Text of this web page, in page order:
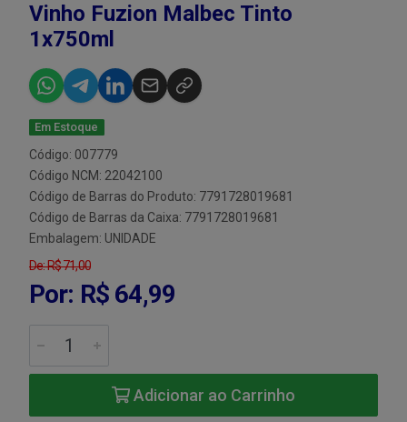
Vinho Fuzion Malbec Tinto
1x750ml
Em Estoque
Código: 007779
Código NCM: 22042100
Código de Barras do Produto: 7791728019681
Código de Barras da Caixa: 7791728019681
Embalagem: UNIDADE
De: R$ 71,00
Por: R$ 64,99
Adicionar ao Carrinho